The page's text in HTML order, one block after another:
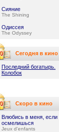
Сияние
The Shining
Одиссея
The Odyssey
Сегодня в кино
Последний богатырь.
Колобок
Скоро в кино
Влюбись в меня, если
осмелишься
Jeux d'enfants